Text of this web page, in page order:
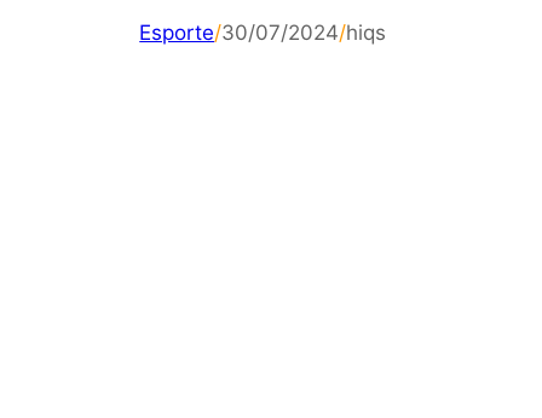
Esporte/30/07/2024/hiqs